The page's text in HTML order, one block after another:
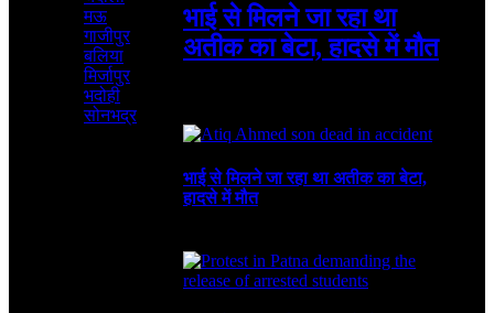
मऊ
गाजीपुर
बलिया
मिर्जापुर
भदोही
सोनभद्र
भाई से मिलने जा रहा था
अतीक का बेटा, हादसे में मौत
भाई से मिलने जा रहा था अतीक का बेटा,
हादसे में मौत